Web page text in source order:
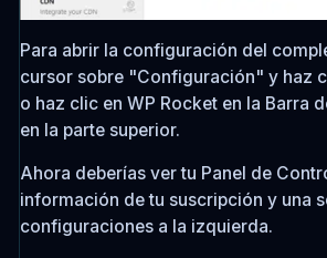
Para abrir la configuración del
cursor sobre "Configuración" y haz
o haz clic en WP Rocket en la Barra
en la parte superior.
Ahora deberías ver tu Panel de
información de tu suscripción y una
configuraciones a la izquierda.